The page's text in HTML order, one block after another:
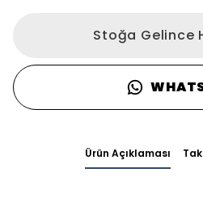
Stoğa Gelince
Ürün Açıklaması